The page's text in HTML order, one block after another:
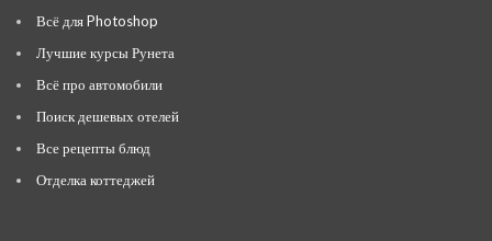
Всё для Photoshop
Лучшие курсы Рунета
Всё про автомобили
Поиск дешевых отелей
Все рецепты блюд
Отделка коттеджей